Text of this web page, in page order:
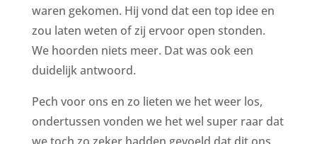
waren gekomen. Hij vond dat een top idee en
zou laten weten of zij ervoor open stonden.
We hoorden niets meer. Dat was ook een
duidelijk antwoord.
Pech voor ons en zo lieten we het weer los,
ondertussen vonden we het wel super raar dat